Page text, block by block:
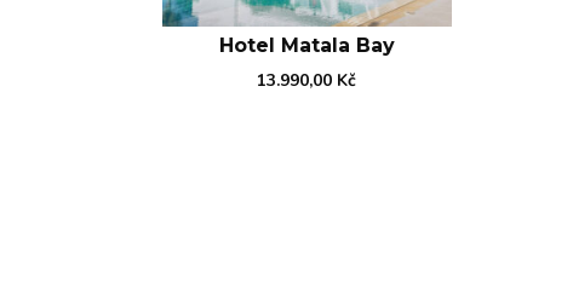
Hotel Matala Bay
13.990,00 Kč